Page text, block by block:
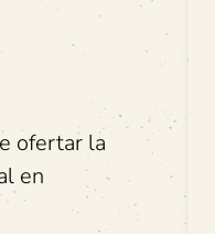
ofertar la
en